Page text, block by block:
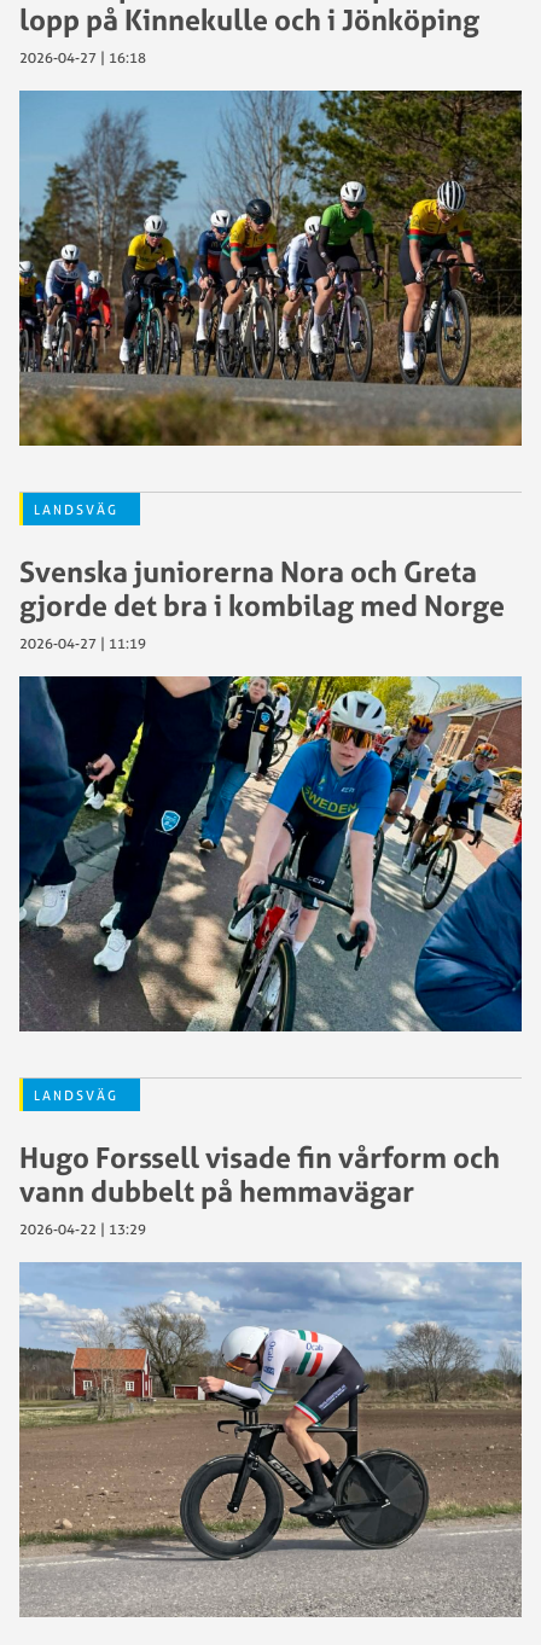
lopp på Kinnekulle och i Jönköping
2026-04-27 | 16:18
LANDSVÄG
Svenska juniorerna Nora och Greta
gjorde det bra i kombilag med Norge
2026-04-27 | 11:19
LANDSVÄG
Hugo Forssell visade fin vårform och
vann dubbelt på hemmavägar
2026-04-22 | 13:29